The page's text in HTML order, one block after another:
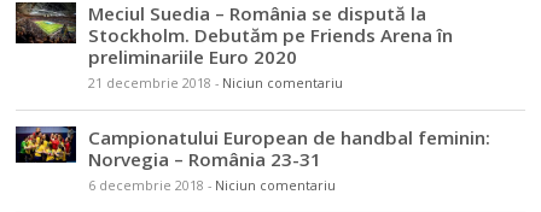
Meciul Suedia – România se dispută la
Stockholm. Debutăm pe Friends Arena în
preliminariile Euro 2020
21 decembrie 2018 - Niciun comentariu
Campionatului European de handbal feminin:
Norvegia – România 23-31
6 decembrie 2018 - Niciun comentariu